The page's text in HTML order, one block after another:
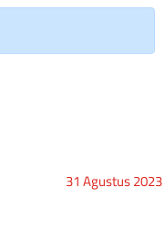
31 Agustus 2023